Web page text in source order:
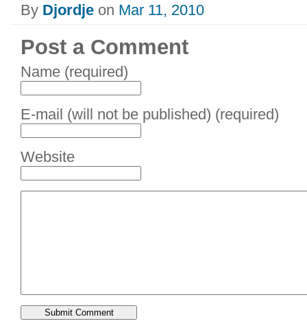
By Djordje on Mar 11, 2010
Post a Comment
Name (required)
E-mail (will not be published) (required)
Website